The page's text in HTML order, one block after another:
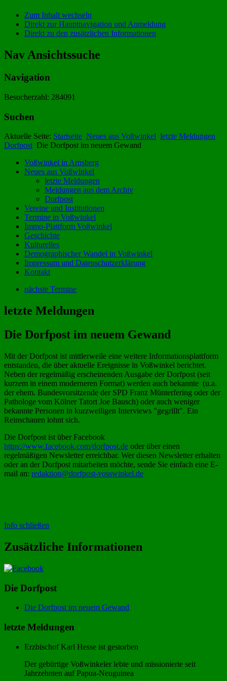
Zum Inhalt wechseln
Direkt zur Hauptnavigation und Anmeldung
Direkt zu den zusätzlichen Informationen
Nav Ansichtssuche
Navigation
Besucherzahl: 284091
Suchen
Aktuelle Seite: Startseite Neues aus Voßwinkel letzte Meldungen
Dorfpost Die Dorfpost im neuem Gewand
Voßwinkel in Arnsberg
Neues aus Voßwinkel
letzte Meldungen
Meldungen aus dem Archiv
Dorfpost
Vereine und Institutionen
Termine in Voßwinkel
Immo-Plattform Voßwinkel
Geschichte
Kulturelles
Demographischer Wandel in Voßwinkel
Impressum und Datenschutzerklärung
Kontakt
nächste Termine
letzte Meldungen
Die Dorfpost im neuem Gewand
Mit der Dorfpost ist mittlerweile eine weitere Informationsplattform
entstanden, die über aktuelle Ereignisse in Voßwinkel berichtet.
Neben der regelmäßig erscheinenden Ausgabe der Dorfpost (seit
kurzem in einem moderneren Format) werden auch bekannte (u.a.
der ehem. Bundesvorsitzende der SPD Franz Münterfering oder der
Pathologe vom Kölner Tatort Joe Bausch) oder auch weniger
bekannte Personen in kurzweiligen Interviews "gegrillt". Ein
Reinschauen lohnt sich.
Die Dorfpost ist über Facebook
https://www.facebook.com/dorfpost.de oder über einen
regelmäßigen Newsletter erreichbar. Wer diesen Newsletter erhalten
oder an der Dorfpost mitarbeiten möchte, sende Sie einfach eine E-
mail an: redaktion@dorfpost-vosswinkel.de
Info schließen
Zusätzliche Informationen
Die Dorfpost
Die Dorfpost im neuem Gewand
letzte Meldungen
Erzbischof Karl Hesse ist gestorben
Der gebürtige Voßwinkeler lebte und missionierte seit
Jahrzehnten auf Papua-Neuguinea